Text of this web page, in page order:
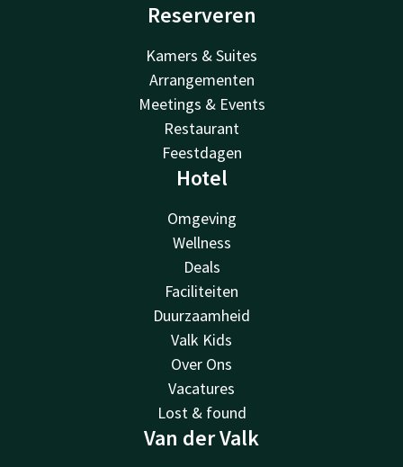
Reserveren
Kamers & Suites
Arrangementen
Meetings & Events
Restaurant
Feestdagen
Hotel
Omgeving
Wellness
Deals
Faciliteiten
Duurzaamheid
Valk Kids
Over Ons
Vacatures
Lost & found
Van der Valk